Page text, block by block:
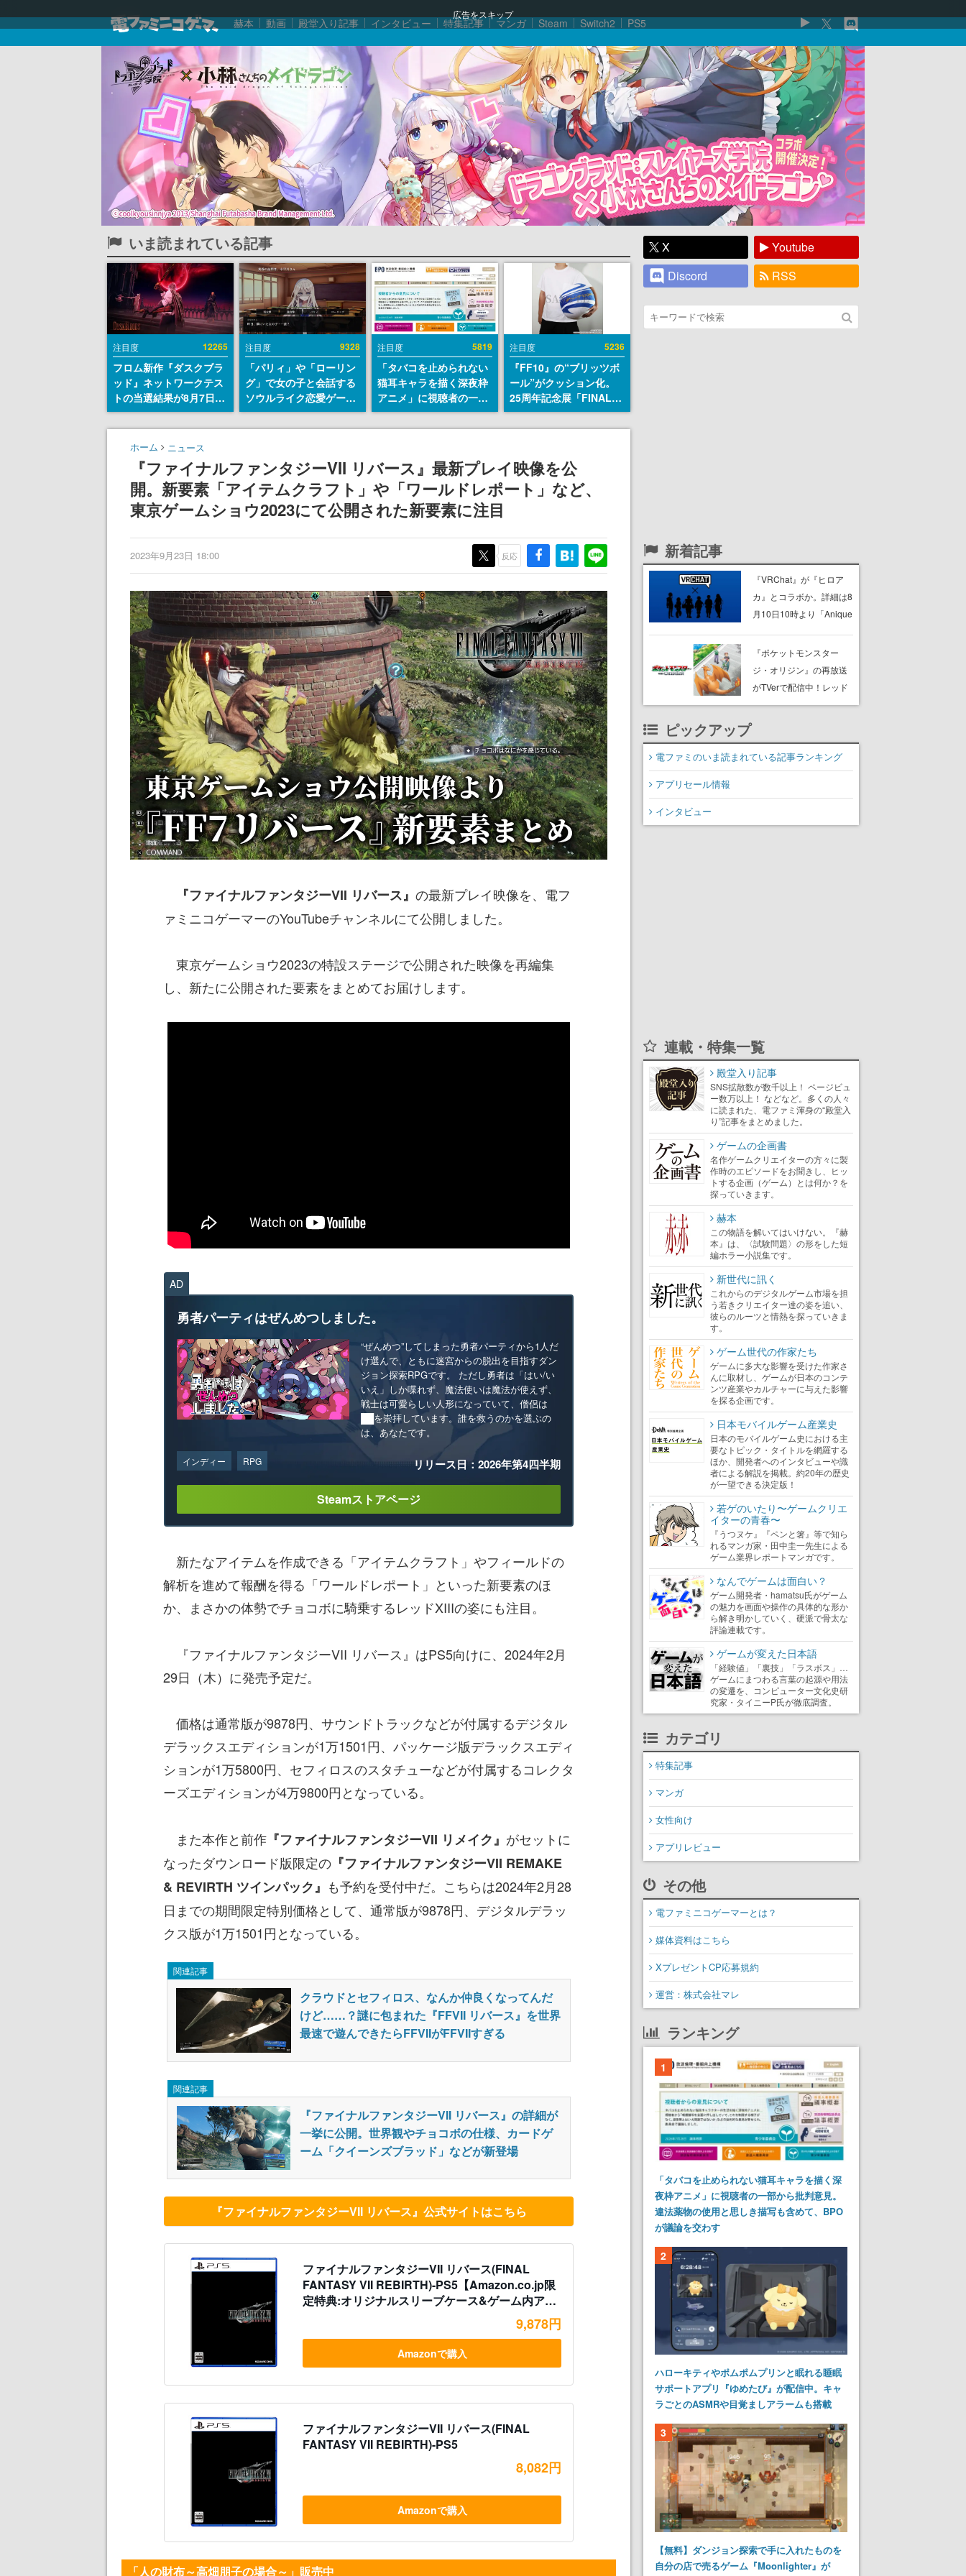
広告をスキップ
赫本 動画 殿堂入り記事 インタビュー 特集記事 マンガ Steam Switch2 PS5
いま読まれている記事
注目度 12265
フロム新作『ダスクブラ
ッド』ネットワークテス
トの当選結果が8月7日22
時に発表。応募サイトの
マイページから確認可
能、テスト実施は8月21
日～24日
注目度 9328
「パリィ」や「ローリン
グ」で女の子と会話する
ソウルライク恋愛ゲーム
『小早川さんはソウルラ
イク』無料公開。返事に
注目度 5819
「タバコを止められない
猫耳キャラを描く深夜枠
アニメ」に視聴者の一部
から批判意見。違法薬物
の使用と思しき描写も含
注目度 5236
『FF10』の“ブリッツボ
ール”がクッション化。
25周年記念展「FINAL
FANTASY X MUSEUM-
幻光の記憶-」のグッズ情
ホーム ニュース
『ファイナルファンタジーVII リバース』最新プレイ映像を公
開。新要素「アイテムクラフト」や「ワールドレポート」など、
東京ゲームショウ2023にて公開された新要素に注目
2023年9月23日 18:00 反応
『ファイナルファンタジーVII リバース』 の最新プレイ映像を、電フ
ァミニコゲーマーのYouTubeチャンネルにて公開しました。
東京ゲームショウ2023の特設ステージで公開された映像を再編集
し、新たに公開された要素をまとめてお届けします。
AD
勇者パーティはぜんめつしました。
“ぜんめつ”してしまった勇者パーティから1人だ
け選んで、ともに迷宮からの脱出を目指すダン
ジョン探索RPGです。 ただし勇者は「はい/い
いえ」しか喋れず、魔法使いは魔法が使えず、
戦士は可愛らしい人形になっていて、僧侶は
██を崇拝しています。誰を救うのかを選ぶの
は、あなたです。
インディー RPG リリース日：2026年第4四半期
Steamストアページ
新たなアイテムを作成できる「アイテムクラフト」やフィールドの
解析を進めて報酬を得る「ワールドレポート」といった新要素のほ
か、まさかの体勢でチョコボに騎乗するレッドXIIIの姿にも注目。
『ファイナルファンタジーVII リバース』はPS5向けに、2024年2月
29日（木）に発売予定だ。
価格は通常版が9878円、サウンドトラックなどが付属するデジタル
デラックスエディションが1万1501円、パッケージ版デラックスエディ
ションが1万5800円、セフィロスのスタチューなどが付属するコレクタ
ーズエディションが4万9800円となっている。
また本作と前作 『ファイナルファンタジーVII リメイク』 がセットに
なったダウンロード版限定の 『ファイナルファンタジーVII REMAKE
& REVIRTH ツインパック』 も予約を受付中だ。こちらは2024年2月28
日までの期間限定特別価格として、通常版が9878円、デジタルデラッ
クス版が1万1501円となっている。
関連記事
クラウドとセフィロス、なんか仲良くなってんだ
けど……？謎に包まれた『FFVII リバース』を世界
最速で遊んできたらFFVIIがFFVIIすぎる
関連記事
『ファイナルファンタジーVII リバース』の詳細が
一挙に公開。世界観やチョコボの仕様、カードゲ
ーム「クイーンズブラッド」などが新登場
『ファイナルファンタジーVII リバース』公式サイトはこちら
ファイナルファンタジーVII リバース(FINAL
FANTASY VII REBIRTH)-PS5【Amazon.co.jp限
定特典:オリジナルスリーブケース&ゲーム内アイ
テム「防具:ミッドガルバングルMK-II(DLC)」-配
9,878円
Amazonで購入
ファイナルファンタジーVII リバース(FINAL
FANTASY VII REBIRTH)-PS5
8,082円
Amazonで購入
「人の財布～高畑朋子の場合～」販売中
X
Youtube
Discord
RSS
新着記事
『VRChat』が『ヒロア
カ』とコラボか。詳細は8
月10日10時より「Anique
開『ポケットモンスター
ジ・オリジン』の再放送
がTVerで配信中！レッド
（CV：竹内順子）が主人
ピックアップ
電ファミのいま読まれている記事ランキング
アプリセール情報
インタビュー
連載・特集一覧
殿堂入り記事
SNS拡散数が数千以上！ ページビュ
ー数万以上！ などなど。多くの人々
に読まれた、電ファミ渾身の“殿堂入
り”記事をまとめました。
ゲームの企画書
名作ゲームクリエイターの方々に製
作時のエピソードをお聞きし、ヒッ
トする企画（ゲーム）とは何か？を
探っていきます。
赫本
この物語を解いてはいけない。『赫
本』は、〈試験問題〉の形をした短
編ホラー小説集です。
新世代に訊く
これからのデジタルゲーム市場を担
う若きクリエイター達の姿を追い、
彼らのルーツと情熱を探っていきま
す。
ゲーム世代の作家たち
ゲームに多大な影響を受けた作家さ
んに取材し、ゲームが日本のコンテ
ンツ産業やカルチャーに与えた影響
を探る企画です。
日本モバイルゲーム産業史
日本のモバイルゲーム史における主
要なトピック・タイトルを網羅する
ほか、開発者へのインタビューや識
者による解説を掲載。約20年の歴史
が一望できる決定版！
若ゲのいたり〜ゲームクリエ
イターの青春〜
『うつヌケ』『ペンと箸』等で知ら
れるマンガ家・田中圭一先生による
ゲーム業界レポートマンガです。
なんでゲームは面白い？
ゲーム開発者・hamatsu氏がゲーム
の魅力を画面や操作の具体的な形か
ら解き明かしていく、硬派で骨太な
評論連載です。
ゲームが変えた日本語
「経験値」「裏技」「ラスボス」…
ゲームにまつわる言葉の起源や用法
の変遷を、コンピューター文化史研
究家・タイニーP氏が徹底調査。
カテゴリ
特集記事
マンガ
女性向け
アプリレビュー
その他
電ファミニコゲーマーとは？
媒体資料はこちら
XプレゼントCP応募規約
運営：株式会社マレ
ランキング
1
「タバコを止められない猫耳キャラを描く深
夜枠アニメ」に視聴者の一部から批判意見。
違法薬物の使用と思しき描写も含めて、BPO
が議論を交わす
2
ハローキティやポムポムプリンと眠れる睡眠
サポートアプリ『ゆめたび』が配信中。キャ
ラごとのASMRや目覚ましアラームも搭載
3
【無料】ダンジョン探索で手に入れたものを
自分の店で売るゲーム『Moonlighter』が